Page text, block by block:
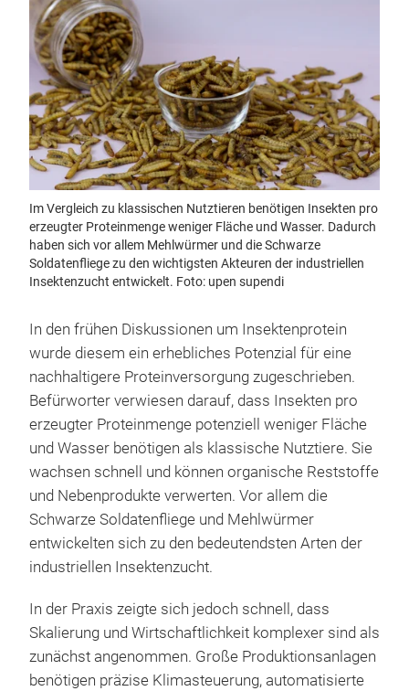
Im Vergleich zu klassischen Nutztieren benötigen Insekten pro
erzeugter Proteinmenge weniger Fläche und Wasser. Dadurch
haben sich vor allem Mehlwürmer und die Schwarze
Soldatenfliege zu den wichtigsten Akteuren der industriellen
Insektenzucht entwickelt. Foto: upen supendi
In den frühen Diskussionen um Insektenprotein
wurde diesem ein erhebliches Potenzial für eine
nachhaltigere Proteinversorgung zugeschrieben.
Befürworter verwiesen darauf, dass Insekten pro
erzeugter Proteinmenge potenziell weniger Fläche
und Wasser benötigen als klassische Nutztiere. Sie
wachsen schnell und können organische Reststoffe
und Nebenprodukte verwerten. Vor allem die
Schwarze Soldatenfliege und Mehlwürmer
entwickelten sich zu den bedeutendsten Arten der
industriellen Insektenzucht.
In der Praxis zeigte sich jedoch schnell, dass
Skalierung und Wirtschaftlichkeit komplexer sind als
zunächst angenommen. Große Produktionsanlagen
benötigen präzise Klimasteuerung, automatisierte